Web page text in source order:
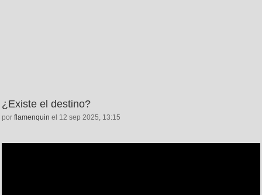
¿Existe el destino?
por flamenquin el 12 sep 2025, 13:15